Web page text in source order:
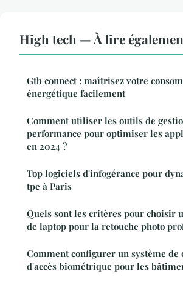
High tech — À lire
Gtb connect : maîtrisez votre
énergétique facilement
Comment utiliser les outils de
performance pour optimiser les
en 2024 ?
Top logiciels d'infogérance pour
tpe à Paris
Quels sont les critères pour choisir
de laptop pour la retouche photo
Comment configurer un système de
d'accès biométrique pour les